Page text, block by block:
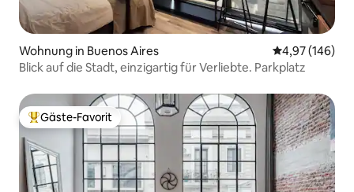
Wohnung in Buenos Aires
4,97 (146)
Blick auf die Stadt, einzigartig für Verliebte. Parkplatz
Beliebter Gäste-Favorit.
Gäste-Favorit